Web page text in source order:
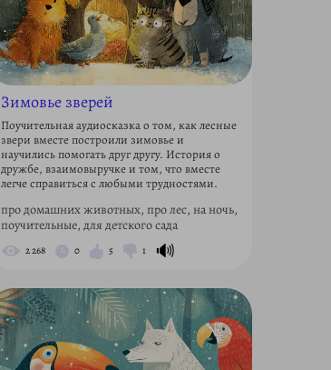
Зимовье зверей
Поучительная аудиосказка о том, как лесные
звери вместе построили зимовье и
научились помогать друг другу. История о
дружбе, взаимовыручке и том, что вместе
легче справиться с любыми трудностями.
про домашних животных, про лес, на ночь,
поучительные, для детского сада
2 268 0 5 1 🔊